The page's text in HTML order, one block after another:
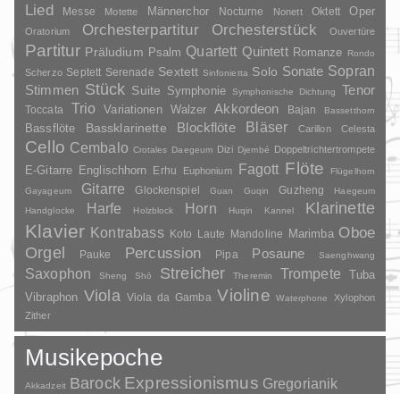
Lied Messe Motette Männerchor Nocturne Nonett Oktett Oper
Oratorium Orchesterpartitur Orchesterstück Ouvertüre
Partitur Präludium Psalm Quartett Quintett Romanze Rondo
Scherzo Septett Serenade Sextett Sinfonietta Solo Sonate Sopran
Stimmen Stück Suite Symphonie Symphonische Dichtung Tenor
Toccata Trio Variationen Walzer Akkordeon Bajan Bassetthorn
Bassflöte Bassklarinette Blockflöte Bläser Carillon Celesta
Cello Cembalo Crotales Daegeum Dizi Djembé Doppeltrichtertrompete
E-Gitarre Englischhorn Erhu Euphonium Fagott Flöte
Flügelhorn
Gayageum
Gitarre Glockenspiel Guan Guqin Guzheng
Haegeum
Handglocke
Harfe Holzblock Horn Huqin Kannel Klarinette
Klavier Kontrabass Koto Laute Mandoline Marimba Oboe
Orgel Pauke Percussion Pipa Posaune Saenghwang
Saxophon Sheng Shō Streicher Theremin Trompete
Tuba
Vibraphon Viola Viola da Gamba Violine Waterphone
Xylophon
Zither
Musikepoche
Akkadzeit Barock Expressionismus Gregorianik